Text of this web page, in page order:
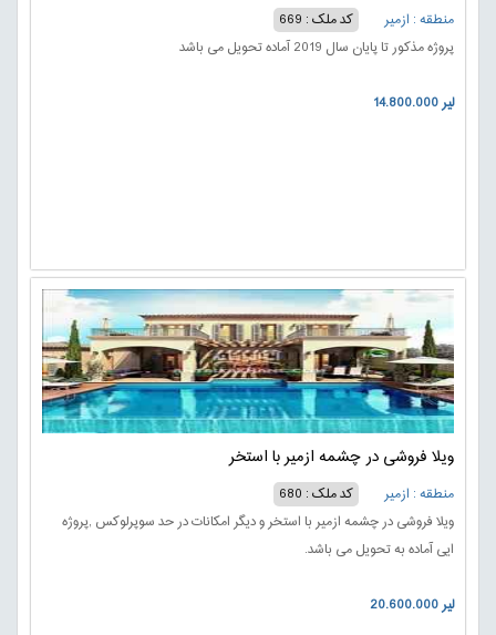
منطقه : ازمیر
کد ملک : 669
پروژه مذکور تا پایان سال 2019 آماده تحویل می باشد
14.800.000 لیر
ویلا فروشی در چشمه ازمیر با استخر
منطقه : ازمیر
کد ملک : 680
ویلا فروشی در چشمه ازمیر با استخر و دیگر امکانات در حد سوپرلوکس ,پروژه
ایی آماده به تحویل می باشد.
20.600.000 لیر